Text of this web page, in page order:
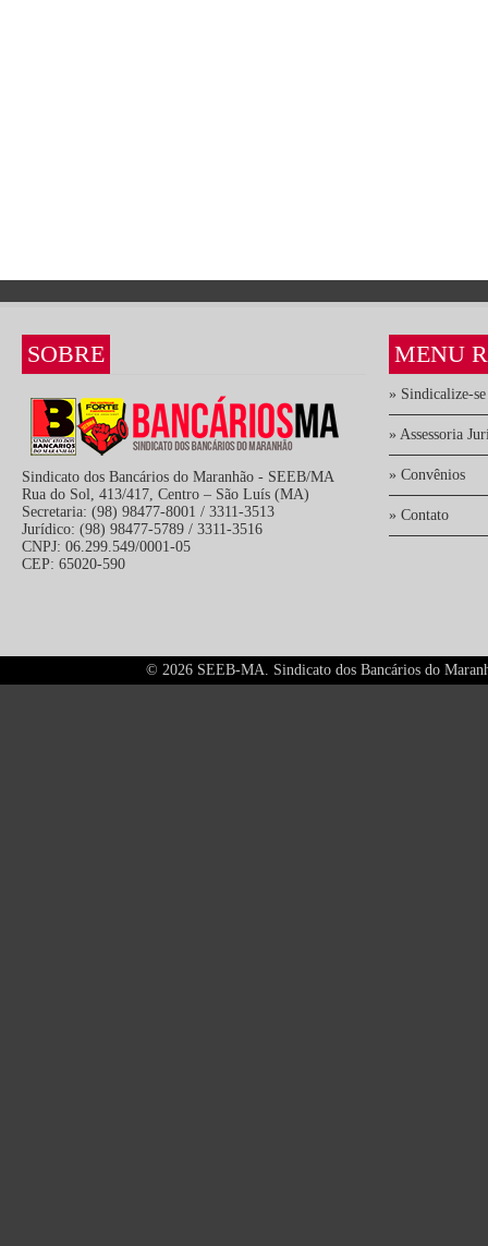
SOBRE
Sindicato dos Bancários do Maranhão - SEEB/MA
Rua do Sol, 413/417, Centro – São Luís (MA)
Secretaria: (98) 98477-8001 / 3311-3513
Jurídico: (98) 98477-5789 / 3311-3516
CNPJ: 06.299.549/0001-05
CEP: 65020-590
MENU
» Sindicalize-se
» Assessoria
» Convênios
» Contato
© 2026 SEEB-MA. Sindicato dos Bancários do